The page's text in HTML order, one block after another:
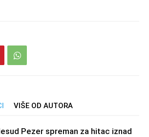
VIŠE OD AUTORA
Pezer spreman za hitac iznad